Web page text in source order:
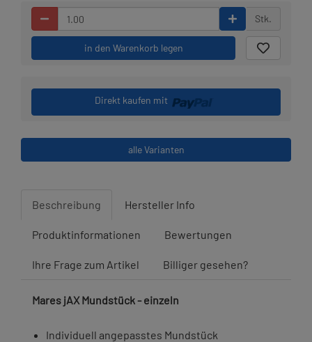
Stk.
in den Warenkorb legen
Direkt kaufen mit
alle Varianten
Beschreibung Hersteller Info
Produktinformationen Bewertungen
Ihre Frage zum Artikel Billiger gesehen?
Mares jAX Mundstück - einzeln
Individuell angepasstes Mundstück